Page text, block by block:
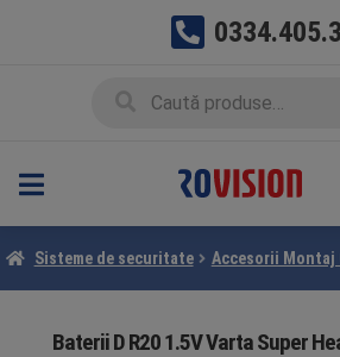
Sisteme de securitate Accesorii Montaj
Baterii D R20 1.5V Varta Super